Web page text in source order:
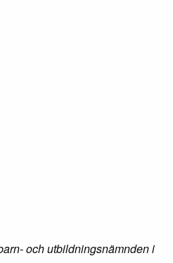
och utbildningsnämnden i